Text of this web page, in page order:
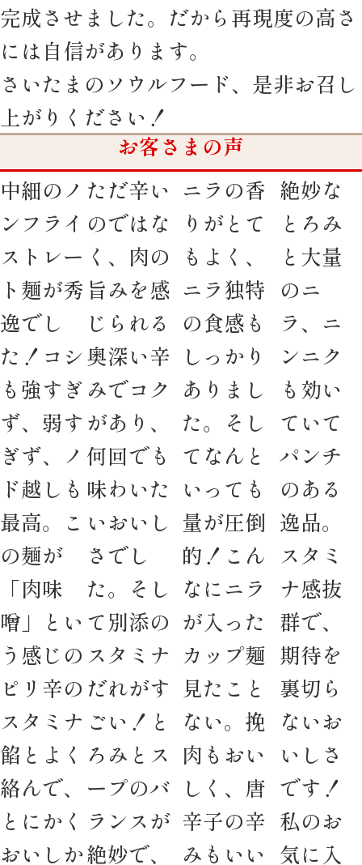
完成させました。だから再現度の高さ
には自信があります。
さいたまのソウルフード、是非お召し
上がりください！
お客さまの声
中細のノ
ンフライ
ストレー
ト麺が秀
逸でし
た！コシ
も強すぎ
ず、弱す
ぎず、ノ
ド越しも
最高。こ
の麺が
「肉味
噌」とい
う感じの
ピリ辛の
スタミナ
餡とよく
絡んで、
とにかく
おいしか
ただ辛い
のではな
く、肉の
旨みを感
じられる
奥深い辛
みでコク
があり、
何回でも
味わいた
いおいし
さでし
た。そし
て別添の
スタミナ
だれがす
ごい！と
ろみとス
ープのバ
ランスが
絶妙で、
ニラの香
りがとて
もよく、
ニラ独特
の食感も
しっかり
ありまし
た。そし
てなんと
いっても
量が圧倒
的！こん
なにニラ
が入った
カップ麺
見たこと
ない。挽
肉もおい
しく、唐
辛子の辛
みもいい
絶妙な
とろみ
と大量
のニ
ラ、ニ
ンニク
も効い
ていて
パンチ
のある
逸品。
スタミ
ナ感抜
群で、
期待を
裏切ら
ないお
いしさ
です！
私のお
気に入